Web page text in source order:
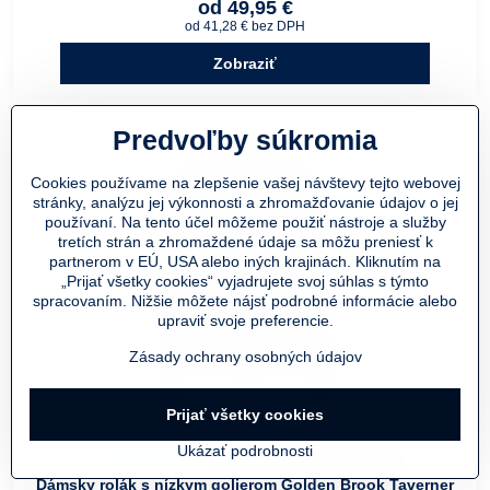
od 49,95 €
od 41,28 € bez DPH
Zobraziť
OEKO-TEX® 100 Casual Collection
Dámsky rolák s nízkym golierom Golden Brook Taverner
Predvoľby súkromia
Cookies používame na zlepšenie vašej návštevy tejto webovej
stránky, analýzu jej výkonnosti a zhromažďovanie údajov o jej
používaní. Na tento účel môžeme použiť nástroje a služby
tretích strán a zhromaždené údaje sa môžu preniesť k
partnerom v EÚ, USA alebo iných krajinách. Kliknutím na
„Prijať všetky cookies“ vyjadrujete svoj súhlas s týmto
spracovaním. Nižšie môžete nájsť podrobné informácie alebo
upraviť svoje preferencie.
Zásady ochrany osobných údajov
Ukázať podrobnosti
Prijať všetky cookies